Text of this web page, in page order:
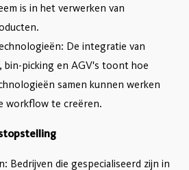
is in het verwerken van
De integratie van
bin-picking en AGV's toont hoe
samen kunnen werken
workflow te creëren.
Bedrijven die gespecialiseerd zijn in